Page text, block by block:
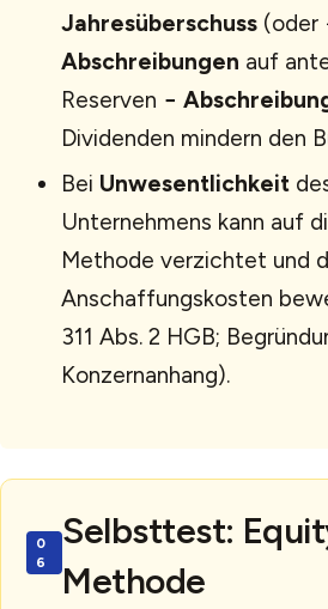
Jahresüberschuss (oder
Abschreibungen auf
Reserven −
Dividenden mindern den
Bei Unwesentlichkeit
Unternehmens kann auf
Methode verzichtet und
Anschaffungskosten
311 Abs. 2 HGB;
Konzernanhang).
Selbsttest:
Methode